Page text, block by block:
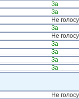
За
За
Не
За
Не
За
За
За
За
Не